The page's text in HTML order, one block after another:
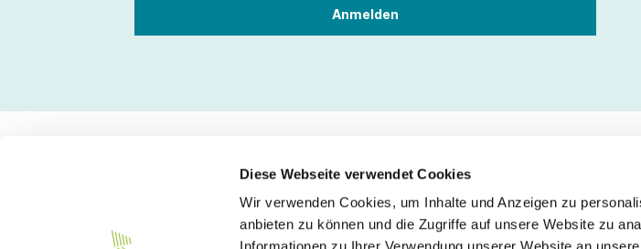
Diese Webseite verwendet Cookies
Wir verwenden Cookies, um Inhalte und Anzeigen zu
anbieten zu können und die Zugriffe auf unsere Website zu
Service